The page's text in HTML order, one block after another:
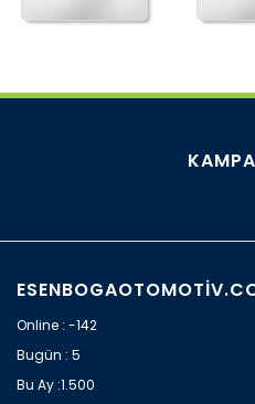
Online : -142
Bugün :5
Bu Ay :1.500